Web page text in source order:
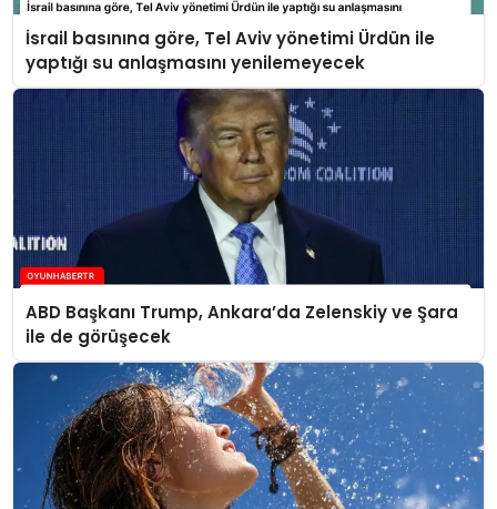
İsrail basınına göre, Tel Aviv yönetimi Ürdün ile
yaptığı su anlaşmasını yenilemeyecek
ABD Başkanı Trump, Ankara’da Zelenskiy ve Şara
ile de görüşecek